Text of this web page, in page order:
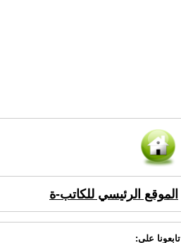
الموقع الرئيسي للكاتب-ة
تابعونا على: